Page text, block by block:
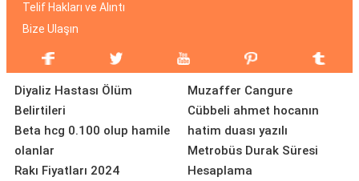
Telif Hakları ve Alıntı
Bize Ulaşın
Diyaliz Hastası Ölüm
Belirtileri
Beta hcg 0.100 olup hamile
olanlar
Rakı Fiyatları 2024
Muzaffer Cangure
Cübbeli ahmet hocanın
hatim duası yazılı
Metrobüs Durak Süresi
Hesaplama